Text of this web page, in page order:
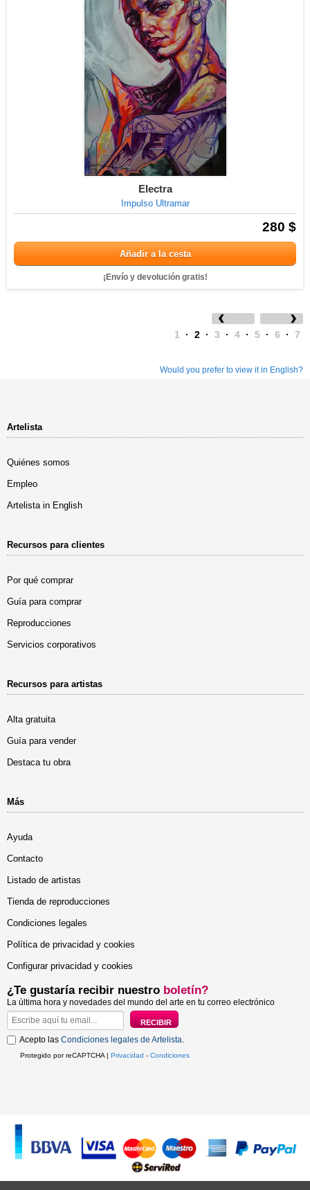
Electra
Impulso Ultramar
280 $
Añadir a la cesta
¡Envío y devolución gratis!
1 · 2 · 3 · 4 · 5 · 6 · 7
Would you prefer to view it in English?
Artelista
Quiénes somos
Empleo
Artelista in English
Recursos para clientes
Por qué comprar
Guía para comprar
Reproducciones
Servicios corporativos
Recursos para artistas
Alta gratuita
Guía para vender
Destaca tu obra
Más
Ayuda
Contacto
Listado de artistas
Tienda de reproducciones
Condiciones legales
Política de privacidad y cookies
Configurar privacidad y cookies
¿Te gustaría recibir nuestro boletín?
La última hora y novedades del mundo del arte en tu correo electrónico
Acepto las Condiciones legales de Artelista.
Protegido por reCAPTCHA | Privacidad - Condiciones